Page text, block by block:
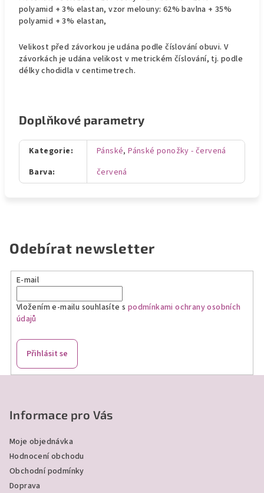
polyamid + 3% elastan, vzor melouny: 62% bavlna + 35%
polyamid + 3% elastan,
Velikost před závorkou je udána podle číslování obuvi. V
závorkách je udána velikost v metrickém číslování, tj. podle
délky chodidla v centimetrech.
Doplňkové parametry
Kategorie: Pánské,Pánské ponožky - červená
Barva: červená
Odebírat newsletter
E-mail
Vložením e-mailu souhlasíte s podmínkami ochrany osobních
údajů
Přihlásit se
Informace pro Vás
Moje objednávka
Hodnocení obchodu
Obchodní podmínky
Doprava